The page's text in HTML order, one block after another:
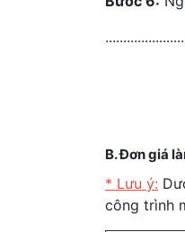
......................
B. Đơn giá
* Lưu ý:
công trình